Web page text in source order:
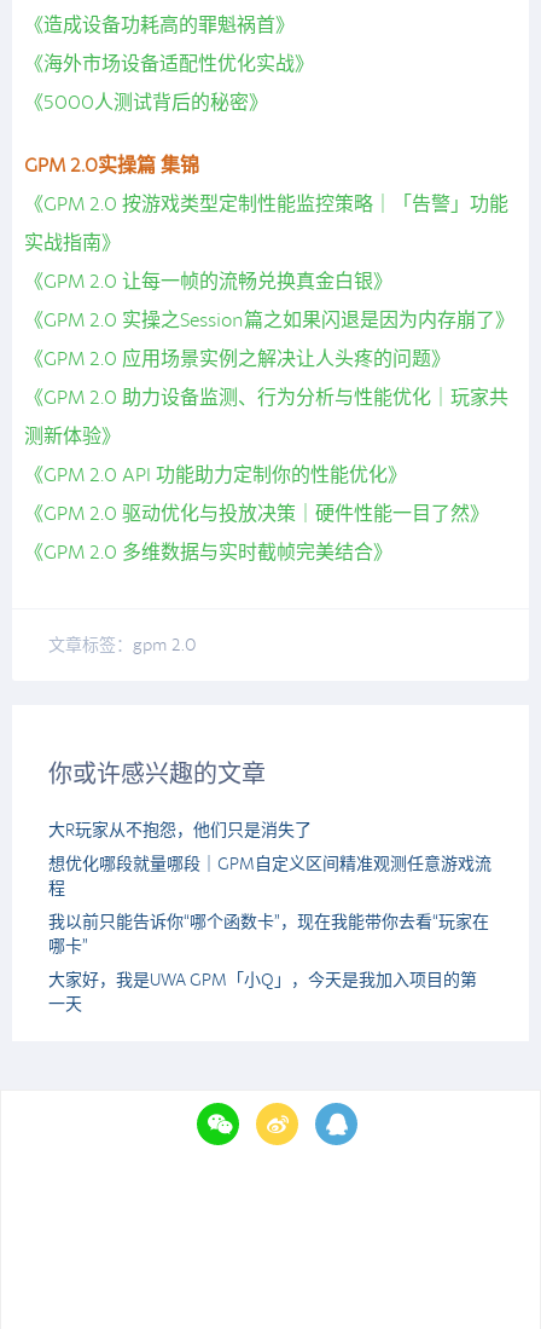
《造成设备功耗高的罪魁祸首》
《海外市场设备适配性优化实战》
《5000人测试背后的秘密》
GPM 2.0实操篇 集锦
《GPM 2.0 按游戏类型定制性能监控策略｜「告警」功能
实战指南》
《GPM 2.0 让每一帧的流畅兑换真金白银》
《GPM 2.0 实操之Session篇之如果闪退是因为内存崩了》
《GPM 2.0 应用场景实例之解决让人头疼的问题》
《GPM 2.0 助力设备监测、行为分析与性能优化｜玩家共
测新体验》
《GPM 2.0 API 功能助力定制你的性能优化》
《GPM 2.0 驱动优化与投放决策｜硬件性能一目了然》
《GPM 2.0 多维数据与实时截帧完美结合》
文章标签： gpm 2.0
你或许感兴趣的文章
大R玩家从不抱怨，他们只是消失了
想优化哪段就量哪段｜GPM自定义区间精准观测任意游戏流
程
我以前只能告诉你“哪个函数卡”，现在我能带你去看“玩家在
哪卡”
大家好，我是UWA GPM「小Q」，今天是我加入项目的第
一天